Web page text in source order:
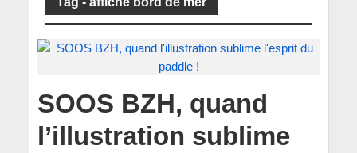
SOOS BZH, quand
l’illustration sublime